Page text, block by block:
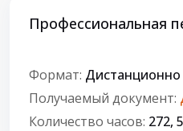
Профессиональная
Формат: Дистанционно
Получаемый документ:
Количество часов: 272,